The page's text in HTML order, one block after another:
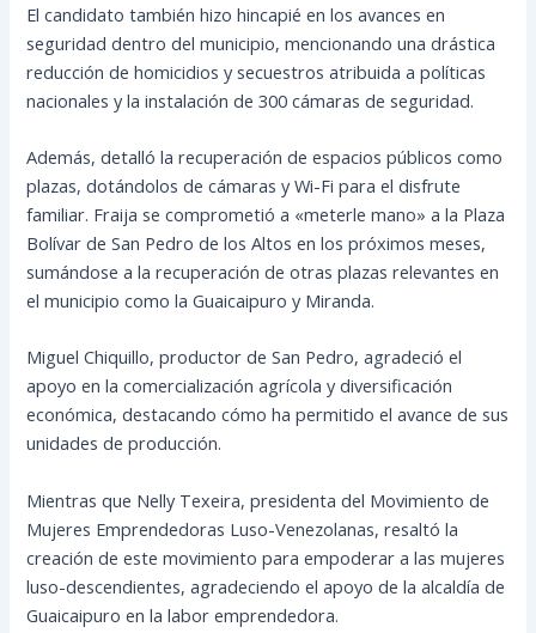
El candidato también hizo hincapié en los avances en
seguridad dentro del municipio, mencionando una drástica
reducción de homicidios y secuestros atribuida a políticas
nacionales y la instalación de 300 cámaras de seguridad.
Además, detalló la recuperación de espacios públicos como
plazas, dotándolos de cámaras y Wi-Fi para el disfrute
familiar. Fraija se comprometió a «meterle mano» a la Plaza
Bolívar de San Pedro de los Altos en los próximos meses,
sumándose a la recuperación de otras plazas relevantes en
el municipio como la Guaicaipuro y Miranda.
Miguel Chiquillo, productor de San Pedro, agradeció el
apoyo en la comercialización agrícola y diversificación
económica, destacando cómo ha permitido el avance de sus
unidades de producción.
Mientras que Nelly Texeira, presidenta del Movimiento de
Mujeres Emprendedoras Luso-Venezolanas, resaltó la
creación de este movimiento para empoderar a las mujeres
luso-descendientes, agradeciendo el apoyo de la alcaldía de
Guaicaipuro en la labor emprendedora.